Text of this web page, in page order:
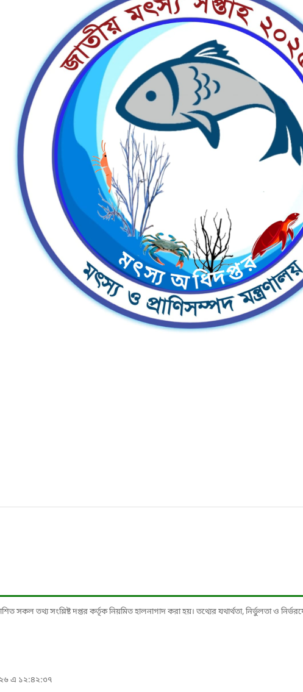
সকল তথ্য সংশ্লিষ্ট দপ্তর কর্তৃক নিয়মিত হালনাগাদ করা হয়। তথ্যের যথার্থতা, নির্ভুলতা ও
এ ১২:৪২:৩৭